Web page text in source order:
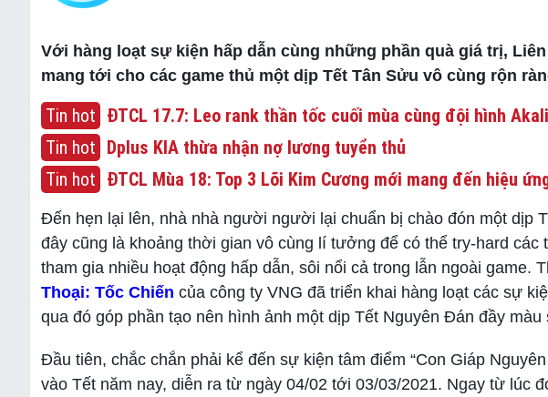
Với hàng loạt sự kiện hấp dẫn cùng những phần quà giá trị,
mang tới cho các game thủ một dịp Tết Tân Sửu vô cùng rộn
Tin hot ĐTCL 17.7: Leo rank thần tốc cuối mùa cùng đội hình
Tin hot Dplus KIA thừa nhận nợ lương tuyển thủ
Tin hot ĐTCL Mùa 18: Top 3 Lõi Kim Cương mới mang đến hiệu
Đến hẹn lại lên, nhà nhà người người lại chuẩn bị chào đón một dịp
đây cũng là khoảng thời gian vô cùng lí tưởng để có thể try-hard
tham gia nhiều hoạt động hấp dẫn, sôi nổi cả trong lẫn ngoài game.
Thoại: Tốc Chiến của công ty VNG đã triển khai hàng loạt các sự
qua đó góp phần tạo nên hình ảnh một dịp Tết Nguyên Đán đầy
Đầu tiên, chắc chắn phải kể đến sự kiện tâm điểm “Con Giáp
vào Tết năm nay, diễn ra từ ngày 04/02 tới 03/03/2021. Ngay từ lúc